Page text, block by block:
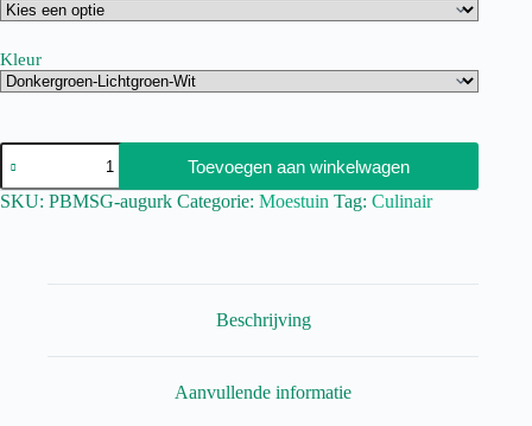
Kleur
Toevoegen aan winkelwagen
SKU: PBMSG-augurk Categorie: Moestuin Tag: Culinair
Beschrijving
Aanvullende informatie